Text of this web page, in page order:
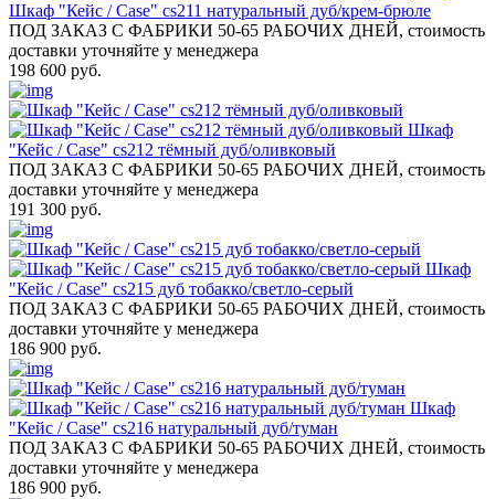
Шкаф "Кейс / Case" cs211 натуральный дуб/крем-брюле
ПОД ЗАКАЗ С ФАБРИКИ 50-65 РАБОЧИХ ДНЕЙ, стоимость
доставки уточняйте у менеджера
198 600 руб.
Шкаф
"Кейс / Case" cs212 тёмный дуб/оливковый
ПОД ЗАКАЗ С ФАБРИКИ 50-65 РАБОЧИХ ДНЕЙ, стоимость
доставки уточняйте у менеджера
191 300 руб.
Шкаф
"Кейс / Case" cs215 дуб тобакко/светло-серый
ПОД ЗАКАЗ С ФАБРИКИ 50-65 РАБОЧИХ ДНЕЙ, стоимость
доставки уточняйте у менеджера
186 900 руб.
Шкаф
"Кейс / Case" cs216 натуральный дуб/туман
ПОД ЗАКАЗ С ФАБРИКИ 50-65 РАБОЧИХ ДНЕЙ, стоимость
доставки уточняйте у менеджера
186 900 руб.